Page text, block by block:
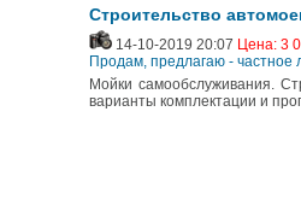
Строительство
14-10-2019 20:07 Цена: 3
Продам, предлагаю - частное
Мойки самообслуживания.
варианты комплектации и